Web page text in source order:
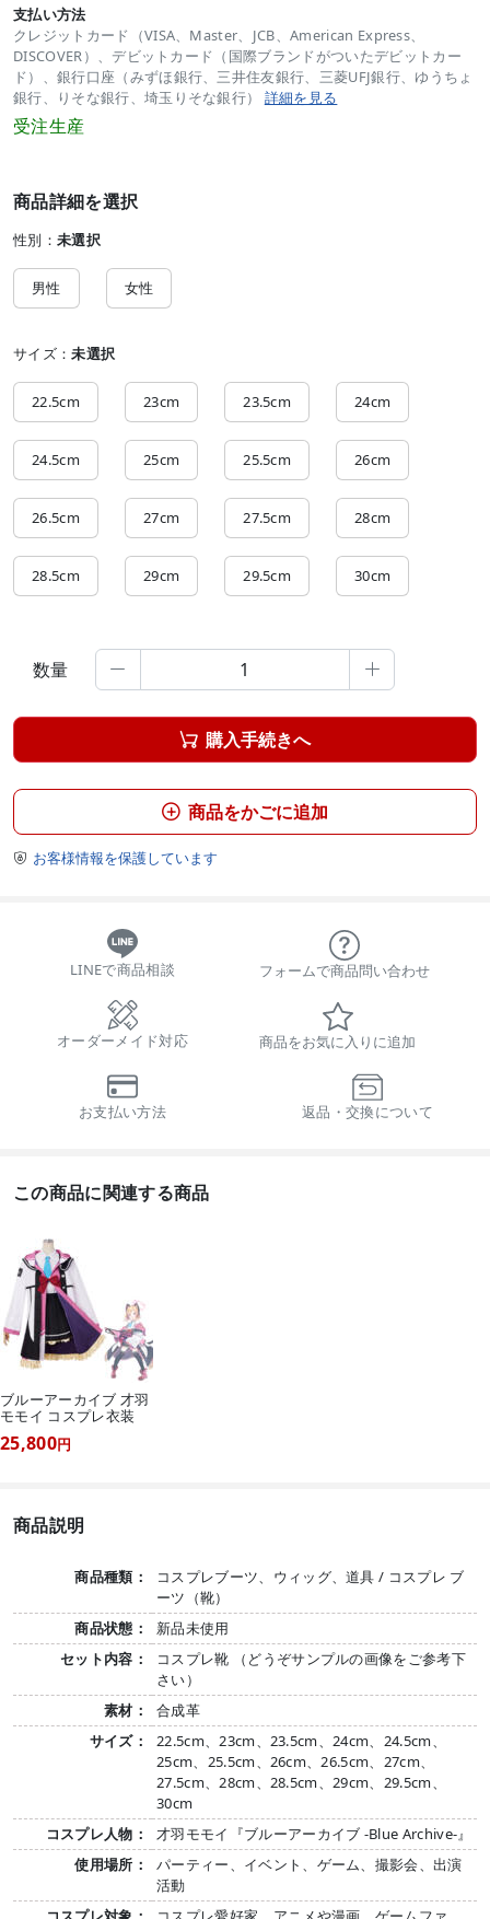
支払い方法
クレジットカード（VISA、Master、JCB、American Express、
DISCOVER）、デビットカード（国際ブランドがついたデビットカー
ド）、銀行口座（みずほ銀行、三井住友銀行、三菱UFJ銀行、ゆうちょ
銀行、りそな銀行、埼玉りそな銀行） 詳細を見る
受注生産
商品詳細を選択
性別： 未選択
男性 女性
サイズ：未選択
22.5cm 23cm 23.5cm 24cm
24.5cm 25cm 25.5cm 26cm
26.5cm 27cm 27.5cm 28cm
28.5cm 29cm 29.5cm 30cm
数量  
 購入手続きへ
 商品をかごに追加
 お客様情報を保護しています
LINEで商品相談 フォームで商品問い合わせ
オーダーメイド対応 商品をお気に入りに追加
お支払い方法 返品・交換について
この商品に関連する商品
ブルーアーカイブ 才羽
モモイ コスプレ衣装
25,800円
商品説明
商品種類：
コスプレブーツ、ウィッグ、道具 / コスプレ ブ
ーツ（靴）
商品状態：
新品未使用
セット内容：
コスプレ靴 （どうぞサンプルの画像をご参考下
さい）
素材：
合成革
サイズ：
22.5cm、23cm、23.5cm、24cm、24.5cm、
25cm、25.5cm、26cm、26.5cm、27cm、
27.5cm、28cm、28.5cm、29cm、29.5cm、
30cm
コスプレ人物：
才羽モモイ『ブルーアーカイブ -Blue Archive-』
使用場所：
パーティー、イベント、ゲーム、撮影会、出演
活動